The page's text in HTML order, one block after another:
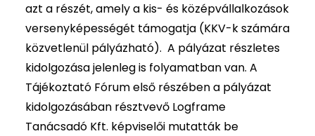
azt a részét, amely a kis- és középvállalkozások
versenyképességét támogatja (KKV-k számára
közvetlenül pályázható). A pályázat részletes
kidolgozása jelenleg is folyamatban van. A
Tájékoztató Fórum első részében a pályázat
kidolgozásában résztvevő Logframe
Tanácsadó Kft. képviselői mutatták be